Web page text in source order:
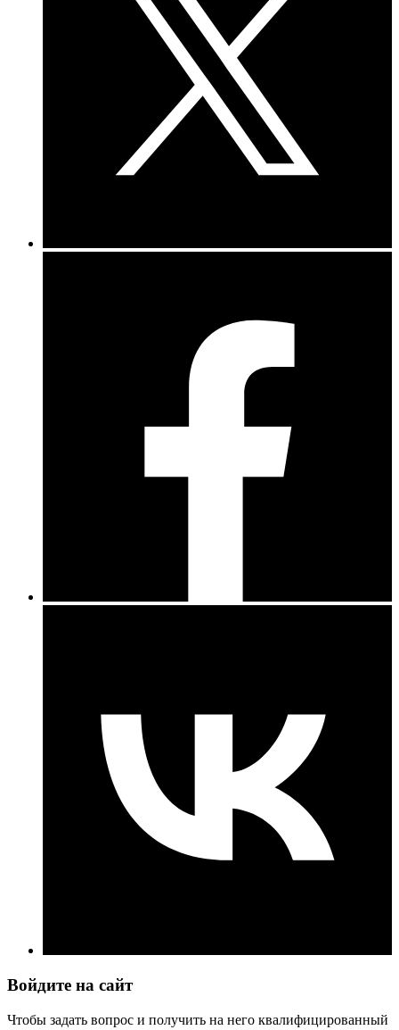
Войдите на сайт
Чтобы задать вопрос и получить на него квалифицированный